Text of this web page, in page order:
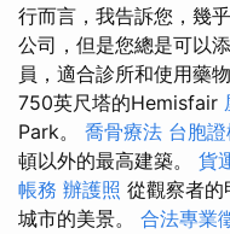
行而言，我告訴您，幾
公司，但是您總是可以
員，適合診所和使用藥
750英尺塔的Hemisfair
Park。 喬骨療法 台胞
頓以外的最高建築。 貨
帳務 辦護照 從觀察者的
城市的美景。 合法專業